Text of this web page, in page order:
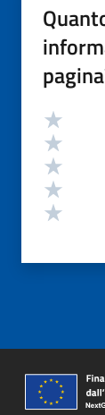
Valutazione